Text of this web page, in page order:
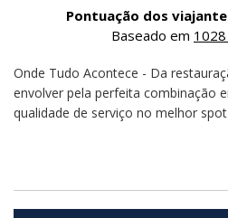
Pontuação dos
Baseado em
Onde Tudo Acontece - Da
envolver pela perfeita combinação
qualidade de serviço no melhor